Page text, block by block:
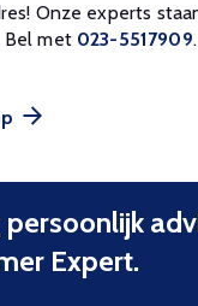
Onze experts
Bel met 023-5517909.
Expert.